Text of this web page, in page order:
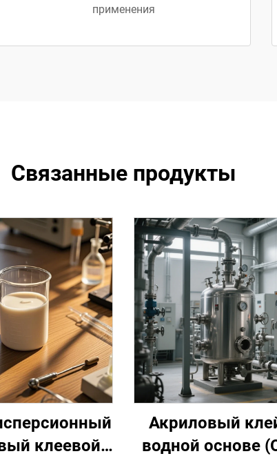
применения
Связанные продукты
клеевой
Акриловый
водной основе